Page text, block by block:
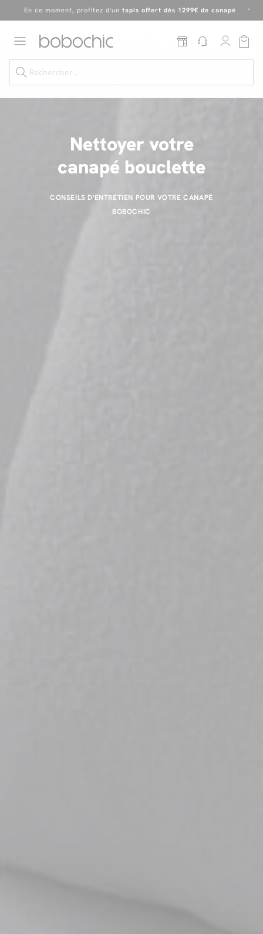
En ce moment, profitez d'un tapis offert dès 1299€ de canapé *
Excellent
Uneparure offerte
Dernière chance jusqu'à -50%
Nos Best-sellers
Nouveautés
Nettoyer votre
canapé bouclette
CONSEILS D'ENTRETIEN POUR VOTRE CANAPÉ
BOBOCHIC